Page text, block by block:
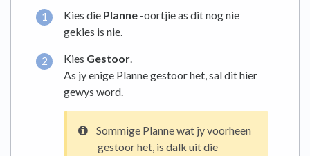
Kies die Planne -oortjie as dit nog nie
gekies is nie.
Kies Gestoor.
As jy enige Planne gestoor het, sal dit hier
gewys word.
Sommige Planne wat jy voorheen
gestoor het, is dalk uit die